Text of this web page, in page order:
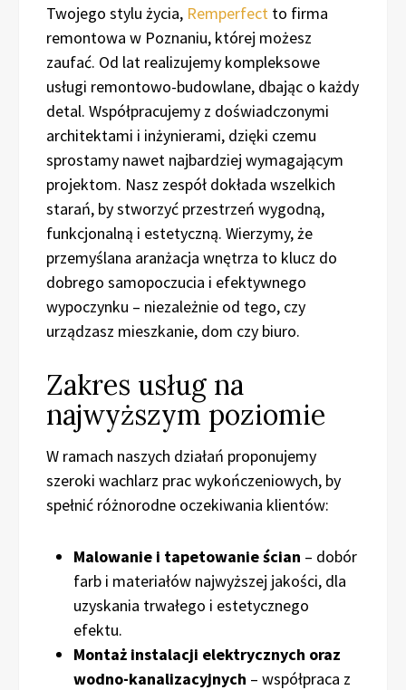
Twojego stylu życia, Remperfect to firma
remontowa w Poznaniu, której możesz
zaufać. Od lat realizujemy kompleksowe
usługi remontowo-budowlane, dbając o każdy
detal. Współpracujemy z doświadczonymi
architektami i inżynierami, dzięki czemu
sprostamy nawet najbardziej wymagającym
projektom. Nasz zespół dokłada wszelkich
starań, by stworzyć przestrzeń wygodną,
funkcjonalną i estetyczną. Wierzymy, że
przemyślana aranżacja wnętrza to klucz do
dobrego samopoczucia i efektywnego
wypoczynku – niezależnie od tego, czy
urządzasz mieszkanie, dom czy biuro.
Zakres usług na
najwyższym poziomie
W ramach naszych działań proponujemy
szeroki wachlarz prac wykończeniowych, by
spełnić różnorodne oczekiwania klientów:
Malowanie i tapetowanie ścian – dobór
farb i materiałów najwyższej jakości, dla
uzyskania trwałego i estetycznego
efektu.
Montaż instalacji elektrycznych oraz
wodno-kanalizacyjnych – współpraca z